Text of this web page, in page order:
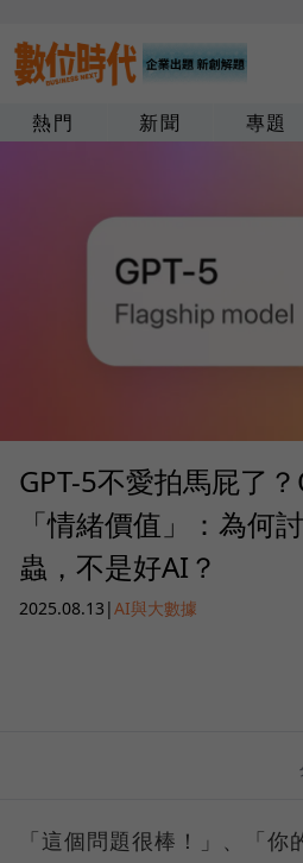
熱門 新聞 專題
GPT-5不愛拍馬屁了
「情緒價值」：為何
蟲，不是好AI？
2025.08.13 |AI與大數據
「這個問題很棒！」、「你